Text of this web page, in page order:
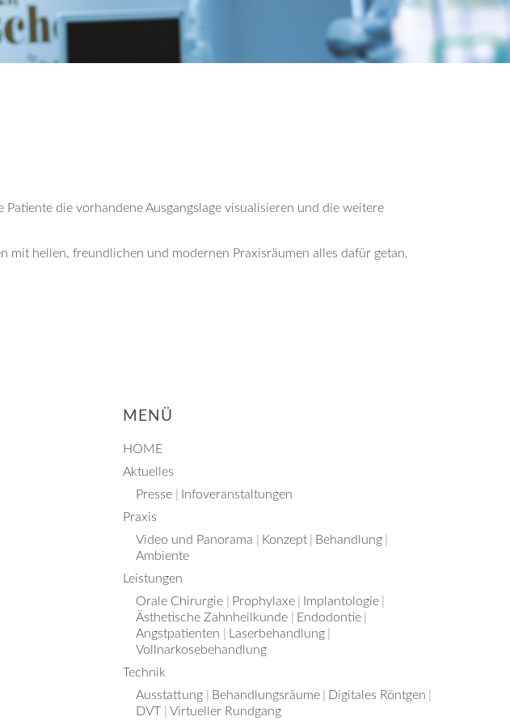
die vorhandene Ausgangslage visualisieren und die weitere
mit hellen, freundlichen und modernen Praxisräumen alles dafür getan,
MENÜ
HOME
Aktuelles
Presse
Infoveranstaltungen
Praxis
Video und Panorama
Konzept
Behandlung
Ambiente
Leistungen
Orale Chirurgie
Prophylaxe
Implantologie
Ästhetische Zahnheilkunde
Endodontie
Angstpatienten
Laserbehandlung
Vollnarkosebehandlung
Technik
Ausstattung
Behandlungsräume
Digitales Röntgen
DVT
Virtueller Rundgang